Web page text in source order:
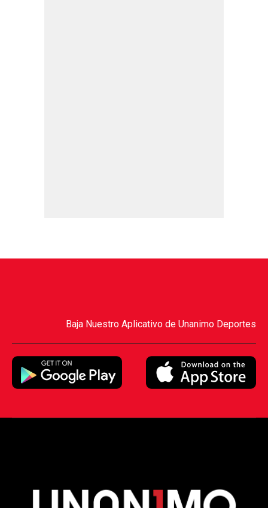
Baja Nuestro Aplicativo de Unanimo Deportes